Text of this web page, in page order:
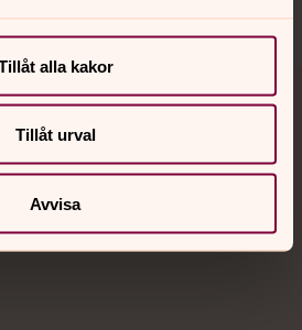
alla kakor
Tillåt urval
Avvisa
Prata eller chatta anonymt